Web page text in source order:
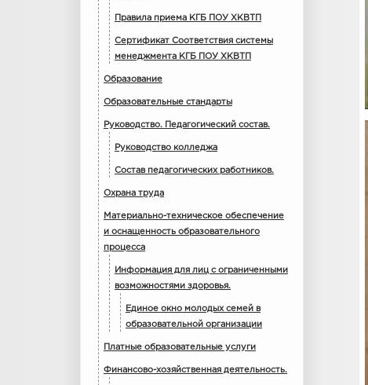
Правила приема КГБ ПОУ ХКВТП
Сертификат Соответствия системы
менеджмента КГБ ПОУ ХКВТП
Образование
Образовательные стандарты
Руководство. Педагогический состав.
Руководство колледжа
Состав педагогических работников.
Охрана труда
Материально-техническое обеспечение
и оснащенность образовательного
процесса
Информация для лиц с ограниченными
возможностями здоровья.
Единое окно молодых семей в
образовательной организации
Платные образовательные услуги
Финансово-хозяйственная деятельность.